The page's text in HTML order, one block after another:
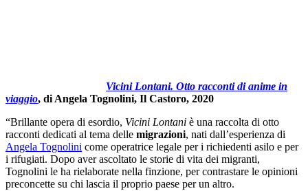
Vicini Lontani. Otto racconti di anime in
viaggio, di Angela Tognolini, Il Castoro, 2020
“Brillante opera di esordio, Vicini Lontani è una raccolta di otto
racconti dedicati al tema delle migrazioni, nati dall’esperienza di
Angela Tognolini come operatrice legale per i richiedenti asilo e per
i rifugiati. Dopo aver ascoltato le storie di vita dei migranti,
Tognolini le ha rielaborate nella finzione, per contrastare le opinioni
preconcette su chi lascia il proprio paese per un altro.